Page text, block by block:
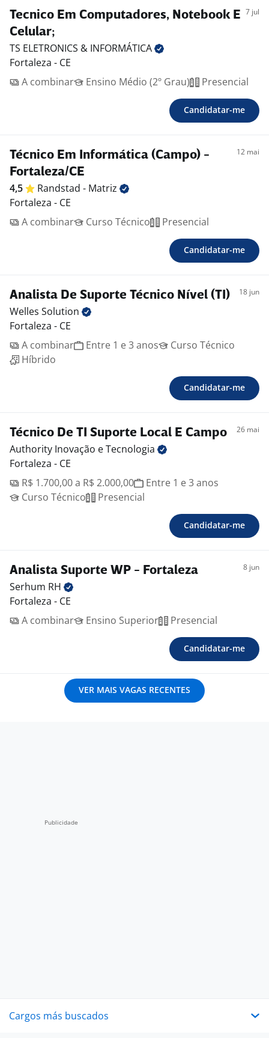
Tecnico Em Computadores, Notebook E
Celular;
7 jul
TS ELETRONICS & INFORMÁTICA
Fortaleza - CE
A combinar
Ensino Médio (2º Grau) Presencial
Candidatar-me
Técnico Em Informática (Campo) -
Fortaleza/CE
12 mai
4,5 Randstad - Matriz
Fortaleza - CE
A combinar
Curso Técnico Presencial
Candidatar-me
Analista De Suporte Técnico Nível (TI) 18 jun
Welles Solution
Fortaleza - CE
A combinar
Entre 1 e 3 anos
Curso Técnico
Híbrido
Candidatar-me
Técnico De TI Suporte Local E Campo 26 mai
Authority Inovação eTecnologia
Fortaleza - CE
R$ 1.700,00 a R$ 2.000,00
Entre 1 e 3 anos
Curso Técnico
Presencial
Candidatar-me
Analista Suporte WP - Fortaleza 8 jun
Serhum RH
Fortaleza - CE
A combinar
Ensino Superior Presencial
Candidatar-me
VER MAIS VAGAS RECENTES
Cargos más buscados